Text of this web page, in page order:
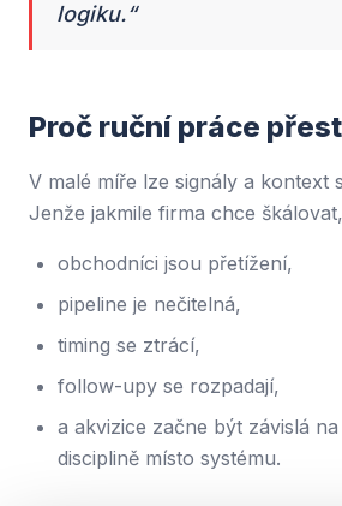
logiku.“
Proč ruční práce
V malé míře lze signály a kontext
Jenže jakmile firma chce
obchodníci jsou přetížení,
pipeline je nečitelná,
timing se ztrácí,
follow-upy se rozpadají,
a akvizice začne být závislá
disciplině místo systému.